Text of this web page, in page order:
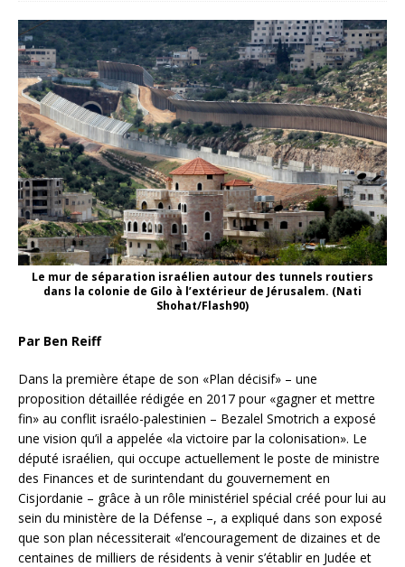
Le mur de séparation israélien autour des tunnels routiers
dans la colonie de Gilo à l’extérieur de Jérusalem. (Nati
Shohat/Flash90)
Par Ben Reiff
Dans la première étape de son «Plan décisif» – une
proposition détaillée rédigée en 2017 pour «gagner et mettre
fin» au conflit israélo-palestinien – Bezalel Smotrich a exposé
une vision qu’il a appelée «la victoire par la colonisation». Le
député israélien, qui occupe actuellement le poste de ministre
des Finances et de surintendant du gouvernement en
Cisjordanie – grâce à un rôle ministériel spécial créé pour lui au
sein du ministère de la Défense –, a expliqué dans son exposé
que son plan nécessiterait «l’encouragement de dizaines et de
centaines de milliers de résidents à venir s’établir en Judée et